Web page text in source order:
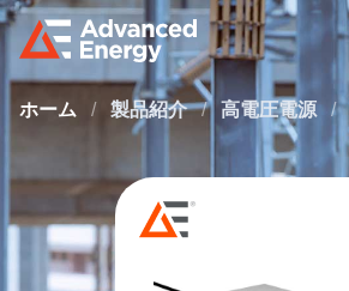
ホーム / 製品紹介 / 高電圧電源 /